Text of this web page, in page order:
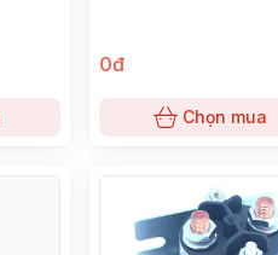
0đ
Chọn mua